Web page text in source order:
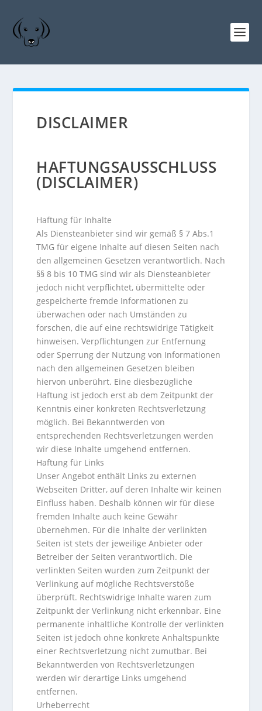
DISCLAIMER
HAFTUNGSAUSSCHLUSS
(DISCLAIMER)
Haftung für Inhalte
Als Diensteanbieter sind wir gemäß § 7 Abs.1
TMG für eigene Inhalte auf diesen Seiten nach
den allgemeinen Gesetzen verantwortlich. Nach
§§ 8 bis 10 TMG sind wir als Diensteanbieter
jedoch nicht verpflichtet, übermittelte oder
gespeicherte fremde Informationen zu
überwachen oder nach Umständen zu
forschen, die auf eine rechtswidrige Tätigkeit
hinweisen. Verpflichtungen zur Entfernung
oder Sperrung der Nutzung von Informationen
nach den allgemeinen Gesetzen bleiben
hiervon unberührt. Eine diesbezügliche
Haftung ist jedoch erst ab dem Zeitpunkt der
Kenntnis einer konkreten Rechtsverletzung
möglich. Bei Bekanntwerden von
entsprechenden Rechtsverletzungen werden
wir diese Inhalte umgehend entfernen.
Haftung für Links
Unser Angebot enthält Links zu externen
Webseiten Dritter, auf deren Inhalte wir keinen
Einfluss haben. Deshalb können wir für diese
fremden Inhalte auch keine Gewähr
übernehmen. Für die Inhalte der verlinkten
Seiten ist stets der jeweilige Anbieter oder
Betreiber der Seiten verantwortlich. Die
verlinkten Seiten wurden zum Zeitpunkt der
Verlinkung auf mögliche Rechtsverstöße
überprüft. Rechtswidrige Inhalte waren zum
Zeitpunkt der Verlinkung nicht erkennbar. Eine
permanente inhaltliche Kontrolle der verlinkten
Seiten ist jedoch ohne konkrete Anhaltspunkte
einer Rechtsverletzung nicht zumutbar. Bei
Bekanntwerden von Rechtsverletzungen
werden wir derartige Links umgehend
entfernen.
Urheberrecht